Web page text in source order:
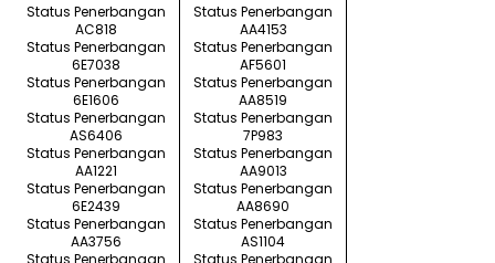
Status Penerbangan
AC818
Status Penerbangan
AA4153
Status Penerbangan
6E7038
Status Penerbangan
AF5601
Status Penerbangan
6E1606
Status Penerbangan
AA8519
Status Penerbangan
AS6406
Status Penerbangan
7P983
Status Penerbangan
AA1221
Status Penerbangan
AA9013
Status Penerbangan
6E2439
Status Penerbangan
AA8690
Status Penerbangan
AA3756
Status Penerbangan
AS1104
Status Penerbangan
Status Penerbangan